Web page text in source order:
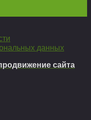
данных
сайта